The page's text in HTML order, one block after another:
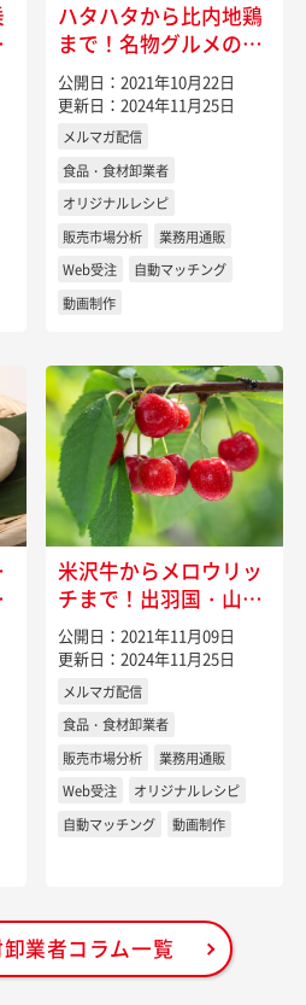
ハタハタから比内地鶏
まで！名物グルメの宝
庫・秋田県の特産物
公開日：2021年10月22日
更新日：2024年11月25日
メルマガ配信
食品・食材卸業者
オリジナルレシピ
販売市場分析
業務用通販
Web受注
自動マッチング
動画制作
米沢牛からメロウリッ
チまで！出羽国・山形
県の特産物
公開日：2021年11月09日
更新日：2024年11月25日
メルマガ配信
食品・食材卸業者
販売市場分析
業務用通販
Web受注
オリジナルレシピ
自動マッチング
動画制作
業者コラム一覧